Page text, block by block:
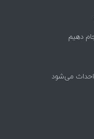
دهیم
احداث می‌شود